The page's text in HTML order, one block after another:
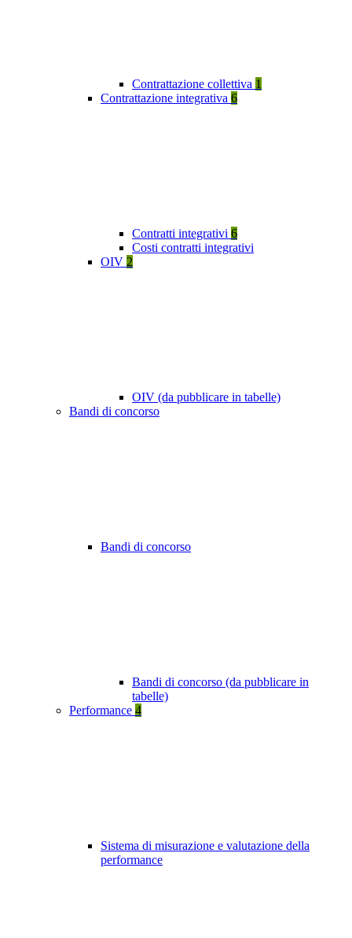
Contrattazione collettiva 1
Contrattazione integrativa 6
Contratti integrativi 6
Costi contratti integrativi
OIV 2
OIV (da pubblicare in tabelle)
Bandi di concorso
Bandi di concorso
Bandi di concorso (da pubblicare in
tabelle)
Performance 4
Sistema di misurazione e valutazione della
performance